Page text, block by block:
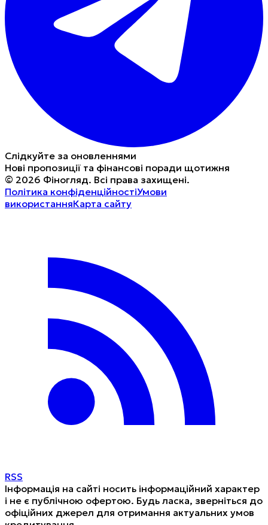
Слідкуйте за оновленнями
Нові пропозиції та фінансові поради щотижня
© 2026 Фіногляд. Всі права захищені.
Політика конфіденційностіУмови
використанняКарта сайту
RSS
Інформація на сайті носить інформаційний характер
і не є публічною офертою. Будь ласка, зверніться до
офіційних джерел для отримання актуальних умов